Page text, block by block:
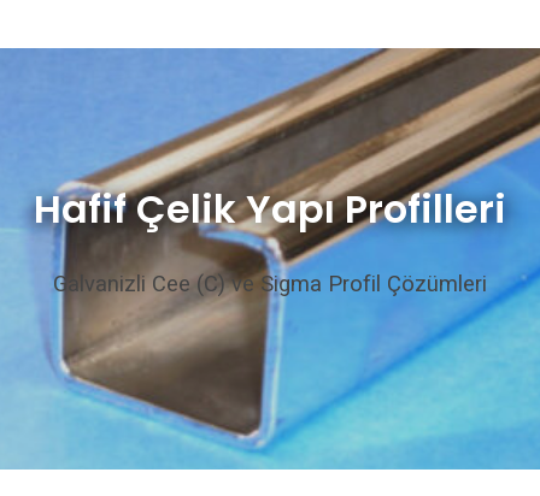
Hafif Çelik Yapı Profilleri
Galvanizli Cee (C) ve Sigma Profil Çözümleri